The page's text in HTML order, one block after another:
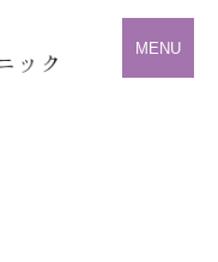
MENU